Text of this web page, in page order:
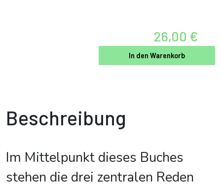
26,00 €
In den Warenkorb
Beschreibung
Im Mittelpunkt dieses Buches
stehen die drei zentralen Reden